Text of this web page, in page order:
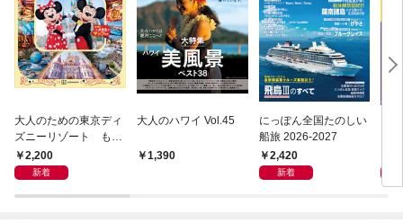
大人のための東京ディ
ズニーリゾート もっ
とやさしいガイド
2,200
新着
大人のハワイ Vol.45
1,390
にっぽん全国たのしい
船旅 2026-2027
2,420
新着